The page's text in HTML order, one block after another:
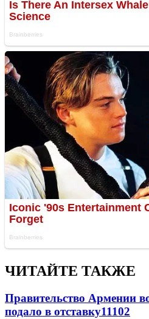
ЧИТАЙТЕ ТАКЖЕ
Правительство Армении
подало в отставку11102